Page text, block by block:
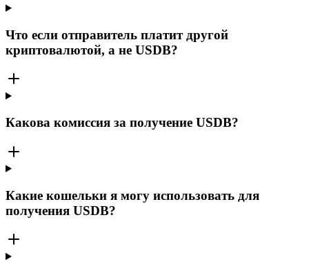
Что если отправитель платит другой
криптовалютой, а не USDB?
Какова комиссия за получение USDB?
Какие кошельки я могу использовать для
получения USDB?